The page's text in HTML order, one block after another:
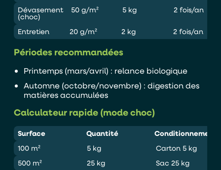
Dévasement
(choc)
50 g/m² 5 kg 2 fois/an
Entretien 20 g/m² 2 kg 2 fois/an
Périodes recommandées
Printemps (mars/avril) : relance biologique
Automne (octobre/novembre) : digestion des
matières accumulées
Calculateur rapide (mode choc)
Surface Quantité
Conditionnement
100 m²
5 kg
Carton 5 kg
500 m²
25 kg
Sac 25 kg